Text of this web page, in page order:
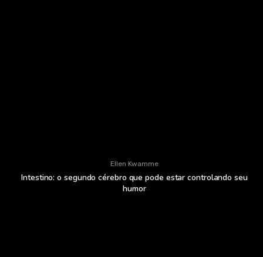
Ellen Kwamme
Intestino: o segundo cérebro que pode estar controlando seu
humor